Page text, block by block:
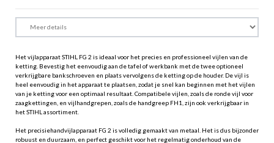
Het vijlapparaat STIHL FG 2 is ideaal voor het precies en professioneel vijlen van de
ketting. Bevestig het eenvoudig aan de tafel of werkbank met de twee optioneel
verkrijgbare bankschroeven en plaats vervolgens de ketting op de houder. De vijl is
heel eenvoudig in het apparaat te plaatsen, zodat je snel kan beginnen met het vijlen
van je ketting voor een optimaal resultaat. Compatibele vijlen, zoals de ronde vijl voor
zaagkettingen, en vijlhandgrepen, zoals de handgreep FH1, zijn ook verkrijgbaar in
het STIHL assortiment.
Het precisiehandvijlapparaat FG 2 is volledig gemaakt van metaal. Het is dus bijzonder
robuust en duurzaam, en perfect geschikt voor het regelmatig onderhoud van de